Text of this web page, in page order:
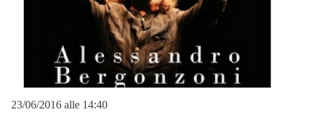
23/06/2016 alle 14:40